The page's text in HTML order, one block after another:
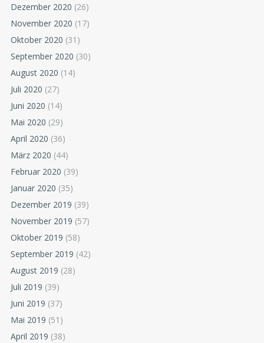
Dezember 2020 (26)
November 2020 (17)
Oktober 2020 (31)
September 2020 (30)
August 2020 (14)
Juli 2020 (27)
Juni 2020 (14)
Mai 2020 (29)
April 2020 (36)
März 2020 (44)
Februar 2020 (39)
Januar 2020 (35)
Dezember 2019 (39)
November 2019 (57)
Oktober 2019 (58)
September 2019 (42)
August 2019 (28)
Juli 2019 (39)
Juni 2019 (37)
Mai 2019 (51)
April 2019 (38)